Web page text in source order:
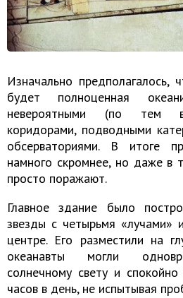
Изначально предполагалось,
будет полноценная
невероятными (по тем
коридорами, подводными
обсерваториями. В итоге
намного скромнее, но даже в
просто поражают.
Главное здание было
звезды с четырьмя «лучами»
центре. Его разместили на
океанавты могли
солнечному свету и
часов в день, не испытывая